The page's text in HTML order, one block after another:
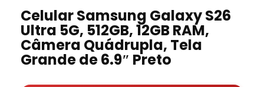
Celular Samsung Galaxy S26
Ultra 5G, 512GB, 12GB RAM,
Câmera Quádrupla, Tela
Grande de 6.9″ Preto